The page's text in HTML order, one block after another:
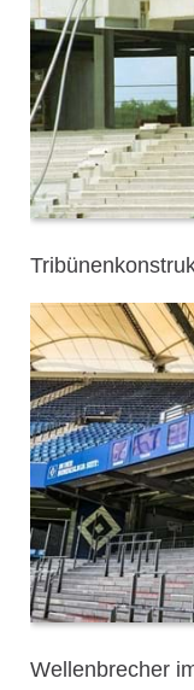
Wellenbrecher